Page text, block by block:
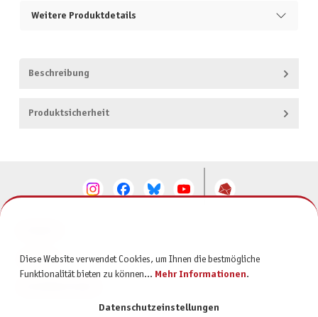
Weitere Produktdetails
Beschreibung
Produktsicherheit
SERVICE
Diese Website verwendet Cookies, um Ihnen die bestmögliche
Funktionalität bieten zu können... Mehr Informationen.
Datenschutzeinstellungen